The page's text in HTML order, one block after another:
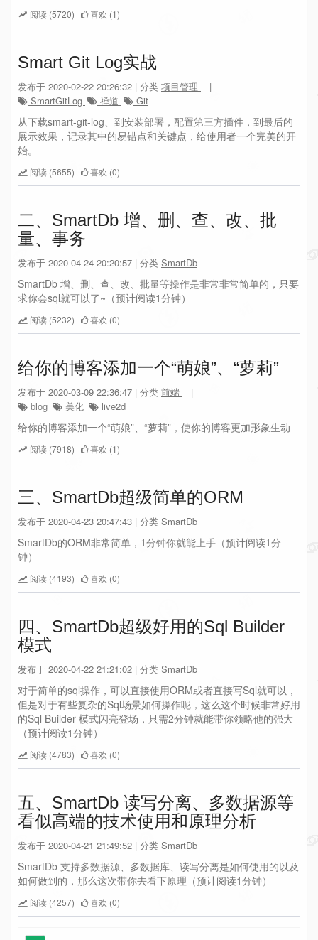
阅读 (5720) 喜欢 (1)
Smart Git Log实战
发布于 2020-02-22 20:26:32 | 分类 项目管理
|
SmartGitLog
禅道 Git
从下载smart-git-log、到安装部署，配置第三方插件，到最后的
展示效果，记录其中的易错点和关键点，给使用者一个完美的开
始。
阅读 (5655) 喜欢 (0)
二、SmartDb 增、删、查、改、批
量、事务
发布于 2020-04-24 20:20:57 | 分类 SmartDb
SmartDb 增、删、查、改、批量等操作是非常非常简单的，只要
求你会sql就可以了~（预计阅读1分钟）
阅读 (5232) 喜欢 (0)
给你的博客添加一个“萌娘”、“萝莉”
发布于 2020-03-09 22:36:47 | 分类 前端
|
blog
美化 live2d
给你的博客添加一个“萌娘”、“萝莉”，使你的博客更加形象生动
阅读 (7918) 喜欢 (1)
三、SmartDb超级简单的ORM
发布于 2020-04-23 20:47:43 | 分类 SmartDb
SmartDb的ORM非常简单，1分钟你就能上手（预计阅读1分
钟）
阅读 (4193) 喜欢 (0)
四、SmartDb超级好用的Sql Builder
模式
发布于 2020-04-22 21:21:02 | 分类 SmartDb
对于简单的sql操作，可以直接使用ORM或者直接写Sql就可以，
但是对于有些复杂的Sql场景如何操作呢，这么这个时候非常好用
的Sql Builder 模式闪亮登场，只需2分钟就能带你领略他的强大
（预计阅读1分钟）
阅读 (4783) 喜欢 (0)
五、SmartDb 读写分离、多数据源等
看似高端的技术使用和原理分析
发布于 2020-04-21 21:49:52 | 分类 SmartDb
SmartDb 支持多数据源、多数据库、读写分离是如何使用的以及
如何做到的，那么这次带你去看下原理（预计阅读1分钟）
阅读 (4257) 喜欢 (0)